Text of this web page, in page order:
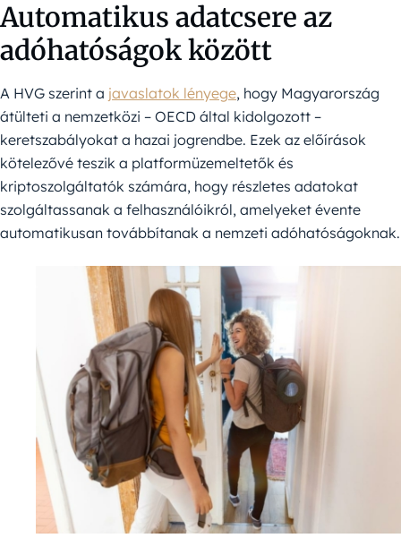
Automatikus adatcsere az
adóhatóságok között
A HVG szerint a javaslatok lényege, hogy Magyarország
átülteti a nemzetközi – OECD által kidolgozott –
keretszabályokat a hazai jogrendbe. Ezek az előírások
kötelezővé teszik a platformüzemeltetők és
kriptoszolgáltatók számára, hogy részletes adatokat
szolgáltassanak a felhasználóikról, amelyeket évente
automatikusan továbbítanak a nemzeti adóhatóságoknak.